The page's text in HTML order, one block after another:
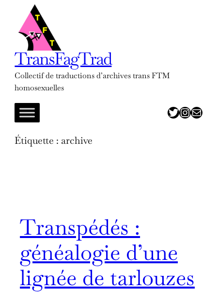
contenu
TransFagTrad
Collectif de traductions d’archives trans FTM
homosexuelles
twitter
insta
adresse mail
Étiquette : archive
Transpédés :
généalogie d’une
lignée de tarlouzes